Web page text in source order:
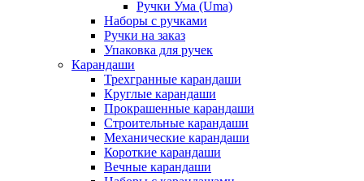
Ручки Ума (Uma)
Наборы с ручками
Ручки на заказ
Упаковка для ручек
Карандаши
Трехгранные карандаши
Круглые карандаши
Прокрашенные карандаши
Строительные карандаши
Механические карандаши
Короткие карандаши
Вечные карандаши